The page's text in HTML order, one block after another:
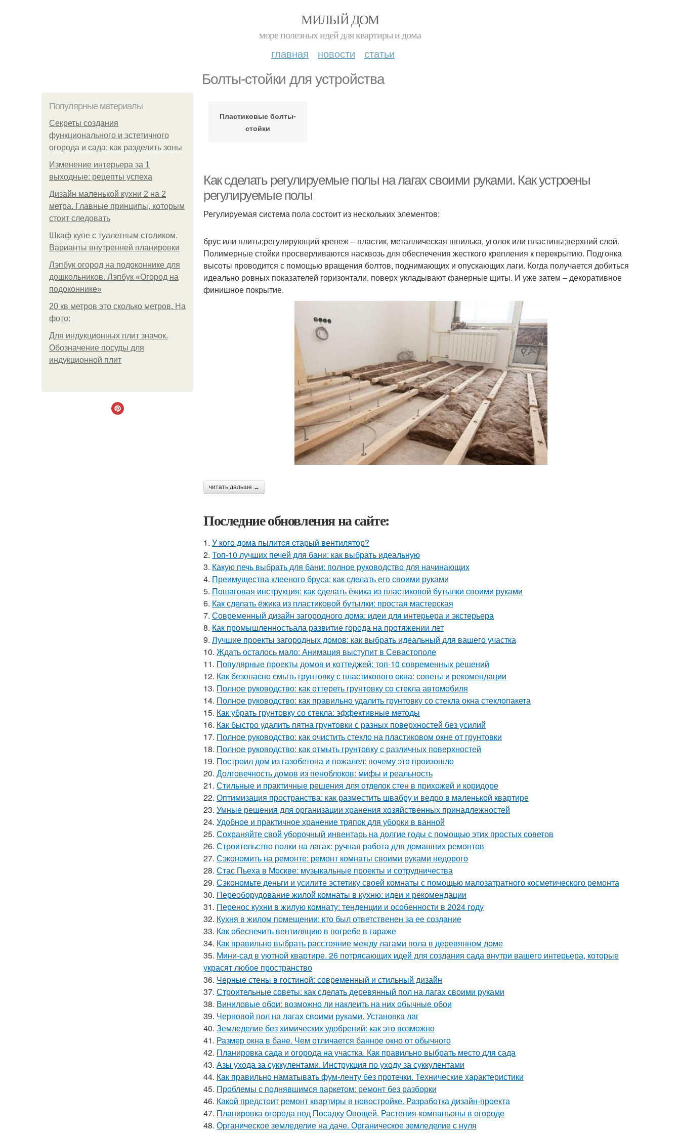
МИЛЫЙ ДОМ
море полезных идей для квартиры и дома
главная новости статьи
Болты-стойки для устройства
Популярные материалы
Секреты создания
функционального и эстетичного
огорода и сада: как разделить зоны
Изменение интерьера за 1
выходные: рецепты успеха
Дизайн маленькой кухни 2 на 2
метра. Главные принципы, которым
стоит следовать
Шкаф купе с туалетным столиком.
Варианты внутренней планировки
Лэпбук огород на подоконнике для
дошкольников. Лэпбук «Огород на
подоконнике»
20 кв метров это сколько метров. На
фото:
Для индукционных плит значок.
Обозначение посуды для
индукционной плит
Пластиковые болты-
стойки
Как сделать регулируемые полы на лагах своими руками. Как устроены
регулируемые полы
Регулируемая система пола состоит из нескольких элементов:
брус или плиты;регулирующий крепеж – пластик, металлическая шпилька, уголок или пластины;верхний слой.
Полимерные стойки просверливаются насквозь для обеспечения жесткого крепления к перекрытию. Подгонка
высоты проводится с помощью вращения болтов, поднимающих и опускающих лаги. Когда получается добиться
идеально ровных показателей горизонтали, поверх укладывают фанерные щиты. И уже затем – декоративное
финишное покрытие.
читать дальше →
Последние обновления на сайте:
1. У кого дома пылитcя cтарый вентилятор?
2. Топ-10 лучших печей для бани: как выбрать идеальную
3. Какую печь выбрать для бани: полное руководство для начинающих
4. Преимущества клееного бруса: как сделать его своими руками
5. Пошаговая инструкция: как сделать ёжика из пластиковой бутылки своими руками
6. Как сделать ёжика из пластиковой бутылки: простая мастерская
7. Современный дизайн загородного дома: идеи для интерьера и экстерьера
8. Как промышленностьала развитие города на протяжении лет
9. Лучшие проекты загородных домов: как выбрать идеальный для вашего участка
10. Ждать осталось мало: Анимация выступит в Севастополе
11. Популярные проекты домов и коттеджей: топ-10 современных решений
12. Как безопасно смыть грунтовку с пластикового окна: советы и рекомендации
13. Полное руководство: как оттереть грунтовку со стекла автомобиля
14. Полное руководство: как правильно удалить грунтовку со стекла окна стеклопакета
15. Как убрать грунтовку со стекла: эффективные методы
16. Как быстро удалить пятна грунтовки с разных поверхностей без усилий
17. Полное руководство: как очистить стекло на пластиковом окне от грунтовки
18. Полное руководство: как отмыть грунтовку с различных поверхностей
19. Построил дом из газобетона и пожалел: почему это произошло
20. Долговечность домов из пеноблоков: мифы и реальность
21. Стильные и практичные решения для отделок стен в прихожей и коридоре
22. Оптимизация пространства: как разместить швабру и ведро в маленькой квартире
23. Умные решения для организации хранения хозяйственных принадлежностей
24. Удобное и практичное хранение тряпок для уборки в ванной
25. Сохраняйте свой уборочный инвентарь на долгие годы с помощью этих простых советов
26. Строительство полки на лагах: ручная работа для домашних ремонтов
27. Сэкономить на ремонте: ремонт комнаты своими руками недорого
28. Стас Пьеха в Москве: музыкальные проекты и сотрудничества
29. Сэкономьте деньги и усилите эстетику своей комнаты с помощью малозатратного косметического ремонта
30. Переоборудование жилой комнаты в кухню: идеи и рекомендации
31. Перенос кухни в жилую комнату: тенденции и особенности в 2024 году
32. Кухня в жилом помещении: кто был ответственен за ее создание
33. Как обеспечить вентиляцию в погребе в гараже
34. Как правильно выбрать расстояние между лагами пола в деревянном доме
35. Мини-сад в уютной квартире. 26 потрясающих идей для создания сада внутри вашего интерьера, которые
украсят любое пространство
36. Черные стены в гостиной: современный и стильный дизайн
37. Строительные советы: как сделать деревянный пол на лагах своими руками
38. Виниловые обои: возможно ли наклеить на них обычные обои
39. Черновой пол на лагах своими руками. Установка лаг
40. Земледелие без химических удобрений: как это возможно
41. Размер окна в бане. Чем отличается банное окно от обычного
42. Планировка сада и огорода на участка. Как правильно выбрать место для сада
43. Азы ухода за суккулентами. Инструкция по уходу за суккулентами
44. Как правильно наматывать фум-ленту без протечки. Технические характеристики
45. Проблемы с поднявшимся паркетом: ремонт без разборки
46. Какой предстоит ремонт квартиры в новостройке. Разработка дизайн-проекта
47. Планировка огорода под Посадку Овощей. Растения-компаньоны в огороде
48. Органическое земледелие на даче. Органическое земледелие с нуля